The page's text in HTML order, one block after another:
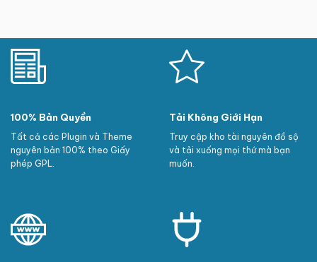
100% Bản Quyền
Tất cả các Plugin và Theme
nguyên bản 100% theo Giấy
phép GPL.
Tải Không Giới Hạn
Truy cập kho tài nguyên đồ sộ
và tải xuống mọi thứ mà bạn
muốn.